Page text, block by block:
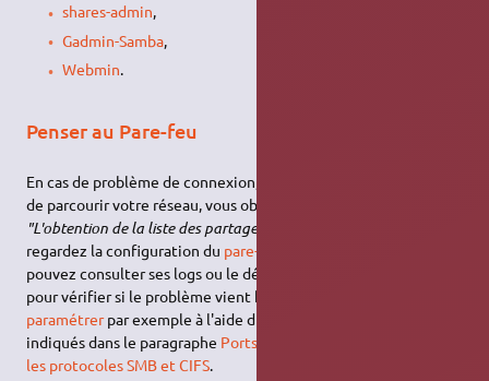
shares-admin,
Gadmin-Samba,
Webmin.
Penser au Pare-feu
En cas de problème de connexion, si par exemple, en essayant
de parcourir votre réseau, vous obtenez ce message d'erreur:
"L'obtention de la liste des partages du serveur a échoué"
regardez la configuration du pare-feu
pouvez consulter ses logs ou le désactiver temporairement,
pour vérifier si le problème vient bien de là, avant de le
paramétrerpar exemple à l'aide d'
indiqués dans le paragraphe Ports liés au partage de fichiers par
les protocoles SMB et CIFS.